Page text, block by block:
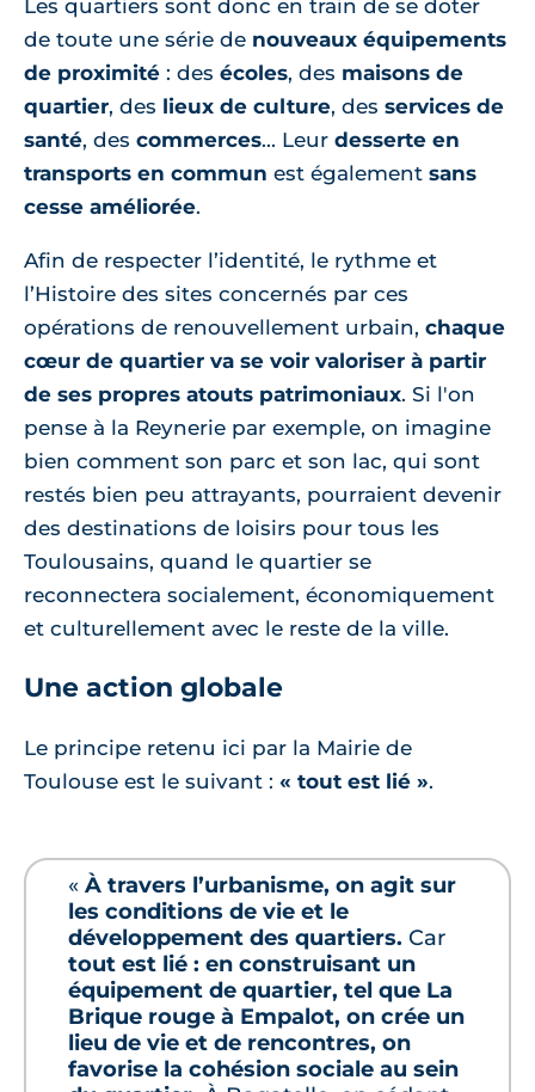
Les quartiers sont donc en train de se doter
de toute une série de nouveaux équipements
de proximité : des écoles, des maisons de
quartier, des lieux de culture, des services de
santé, des commerces... Leur desserte en
transports en commun est également sans
cesse améliorée.
Afin de respecter l’identité, le rythme et
l’Histoire des sites concernés par ces
opérations de renouvellement urbain, chaque
cœur de quartier va se voir valoriser à partir
de ses propres atouts patrimoniaux. Si l'on
pense à la Reynerie par exemple, on imagine
bien comment son parc et son lac, qui sont
restés bien peu attrayants, pourraient devenir
des destinations de loisirs pour tous les
Toulousains, quand le quartier se
reconnectera socialement, économiquement
et culturellement avec le reste de la ville.
Une action globale
Le principe retenu ici par la Mairie de
Toulouse est le suivant : « tout est lié ».
« À travers l’urbanisme, on agit sur
les conditions de vie et le
développement des quartiers. Car
tout est lié : en construisant un
équipement de quartier, tel que La
Brique rouge à Empalot, on crée un
lieu de vie et de rencontres, on
favorise la cohésion sociale au sein